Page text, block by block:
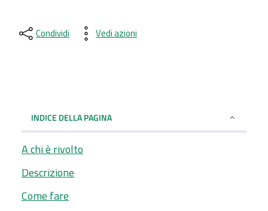
Condividi Vedi azioni
INDICE DELLA PAGINA
A chi è rivolto
Descrizione
Come fare